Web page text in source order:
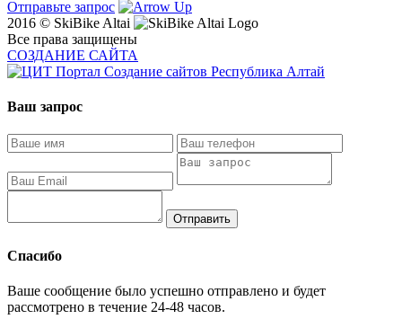
Отправьте запрос
2016 © SkiBike Altai
Все права защищены
СОЗДАНИЕ САЙТА
Ваш запрос
Спасибо
Ваше сообщение было успешно отправлено и будет
рассмотрено в течение 24-48 часов.